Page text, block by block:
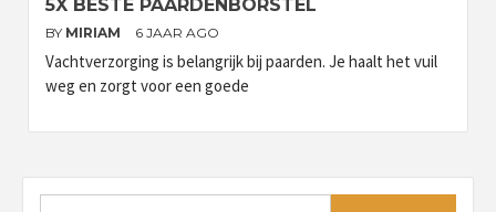
5X BESTE PAARDENBORSTEL
BY MIRIAM 6 JAAR AGO
Vachtverzorging is belangrijk bij paarden. Je haalt het vuil
weg en zorgt voor een goede